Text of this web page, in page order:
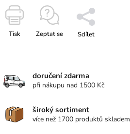
Tisk Zeptat se Sdílet
doručení zdarma
při nákupu nad 1500 Kč
široký sortiment
více než 1700 produktů skladem